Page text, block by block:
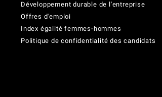
Développement durable de l'entreprise
Offres d'emploi
Index égalité femmes-hommes
Politique de confidentialité des candidats